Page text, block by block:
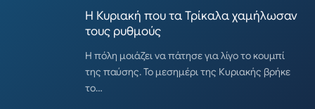
Η Κυριακή που τα Τρίκαλα χαμήλωσαν
τους ρυθμούς
Η πόλη μοιάζει να πάτησε για λίγο το κουμπί
της παύσης. Το μεσημέρι της Κυριακής βρήκε
το…